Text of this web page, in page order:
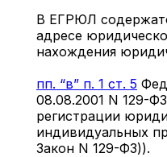
В ЕГРЮЛ
адресе
нахождения
пп. “в” п. 1 ст. 5
08.08.2001 N 129-
регистрации
индивидуальных
Закон N 129-ФЗ)).